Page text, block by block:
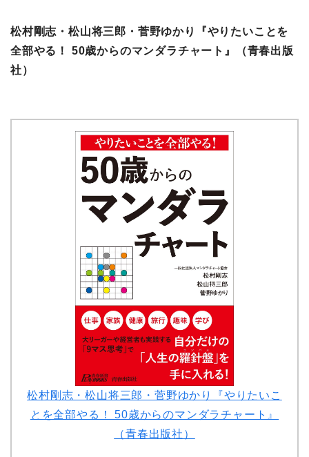
松村剛志・松山将三郎・菅野ゆかり『やりたいことを
全部やる！ 50歳からのマンダラチャート』（青春出版
社）
松村剛志・松山将三郎・菅野ゆかり『やりたいこ
とを全部やる！ 50歳からのマンダラチャート』
（青春出版社）